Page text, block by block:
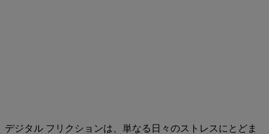
デジタル フリクションは、単なる日々のストレスにとどま